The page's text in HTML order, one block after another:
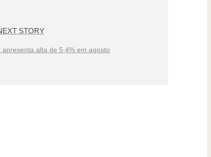
STORY
alta de 5,4% em agosto